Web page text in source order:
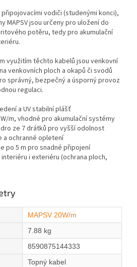
vodiči (studenými konci),
MAPSV jsou určeny pro uložení do
potěru, tedy pro akumulační
využitím těchto kabelů jsou venkovní
venkovních ploch a okapů či svodů
správný, bezpečný a úsporný provoz
regulaci.
a UV stabilní plášť
m, vhodné pro akumulační systémy
ze 7 drátků pro vyšší odolnost
a ochranné opletení
po 5 m pro snadné připojení
i exteriéru (ochrana ploch,
MAPSV 20W/m
7.88 kg
8590875144333
Topný kabel